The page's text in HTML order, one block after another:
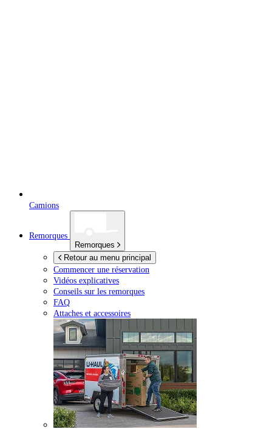
Camions
Remorques
Remorques
Retour au menu principal
Commencer une réservation
Vidéos explicatives
Conseils sur les remorques
FAQ
Attaches et accessoires